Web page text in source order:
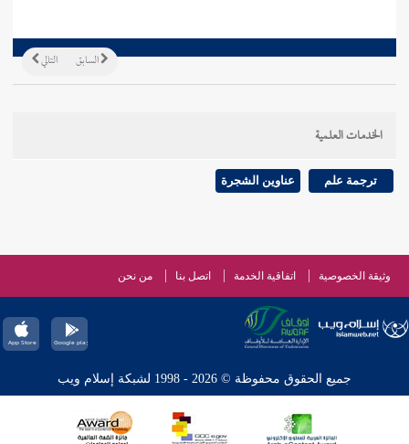
التالي السابق
الخدمات العلمية
ترجمة علم عناوين الشجرة
وثيقة الخصوصية اتفاقية الخدمة اتصل بنا من نحن
جميع الحقوق محفوظة © 2026 - 1998 لشبكة إسلام ويب